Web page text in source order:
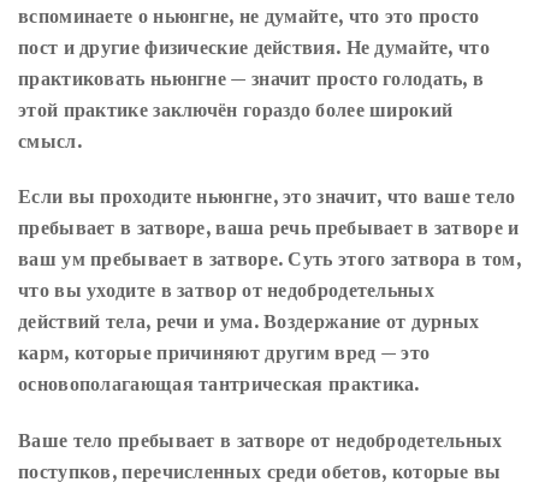
вспоминаете о ньюнгне, не думайте, что это просто
пост и другие физические действия. Не думайте, что
практиковать ньюнгне — значит просто голодать, в
этой практике заключён гораздо более широкий
смысл.
Если вы проходите ньюнгне, это значит, что ваше тело
пребывает в затворе, ваша речь пребывает в затворе и
ваш ум пребывает в затворе. Суть этого затвора в том,
что вы уходите в затвор от недобродетельных
действий тела, речи и ума. Воздержание от дурных
карм, которые причиняют другим вред — это
основополагающая тантрическая практика.
Ваше тело пребывает в затворе от недобродетельных
поступков, перечисленных среди обетов, которые вы